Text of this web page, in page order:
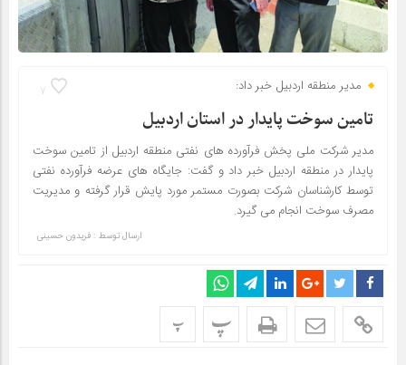
7 مدیر منطقه اردبیل خبر داد:
تامین سوخت پایدار در استان اردبیل
مدیر شرکت ملی پخش فرآورده های نفتی منطقه اردبیل از تامین سوخت
پایدار در منطقه اردبیل خبر داد و گفت: جایگاه های عرضه فرآورده نفتی
توسط کارشناسان شرکت بصورت مستمر مورد پایش قرار گرفته و مدیریت
مصرف سوخت انجام می گیرد.
ارسال توسط : فریدون حسینی
پ پ